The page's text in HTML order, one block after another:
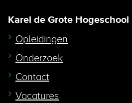
Karel de Grote Hogeschool
Opleidingen
Onderzoek
Contact
Vacatures